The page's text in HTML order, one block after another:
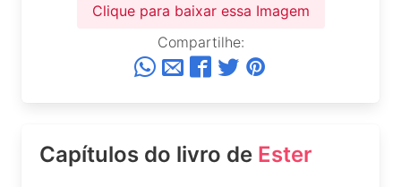
Clique para baixar essa Imagem
Compartilhe:
Capítulos do livro de Ester